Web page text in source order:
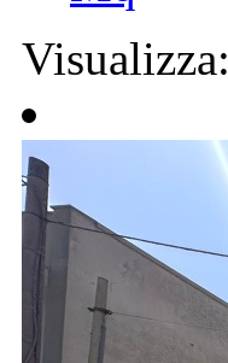
Visualizza: